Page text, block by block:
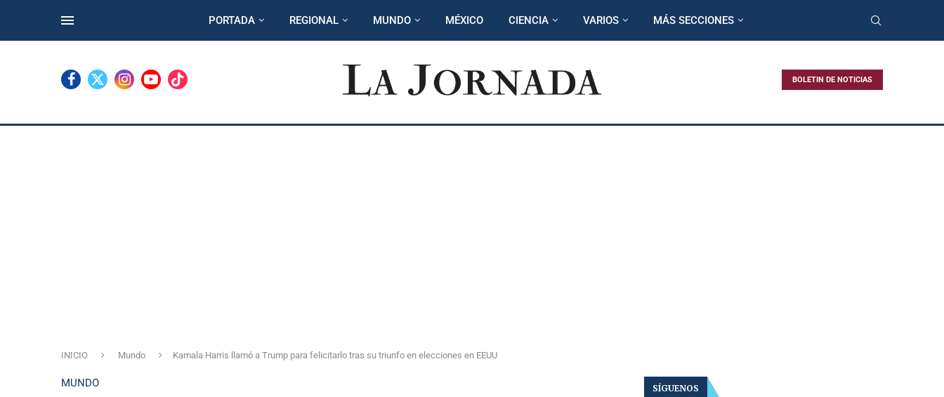
PORTADA REGIONAL MUNDO MÉXICO CIENCIA VARIOS MÁS SECCIONES
BOLETIN DE NOTICIAS
INICIO Mundo Kamala Harris llamó a Trump para felicitarlo tras su triunfo en elecciones en EEUU
MUNDO SÍGUENOS